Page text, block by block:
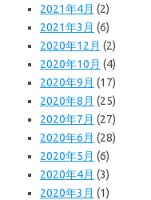
2021年4月 (2)
2021年3月 (6)
2020年12月 (2)
2020年10月 (4)
2020年9月 (17)
2020年8月 (25)
2020年7月 (27)
2020年6月 (28)
2020年5月 (6)
2020年4月 (3)
2020年3月 (1)